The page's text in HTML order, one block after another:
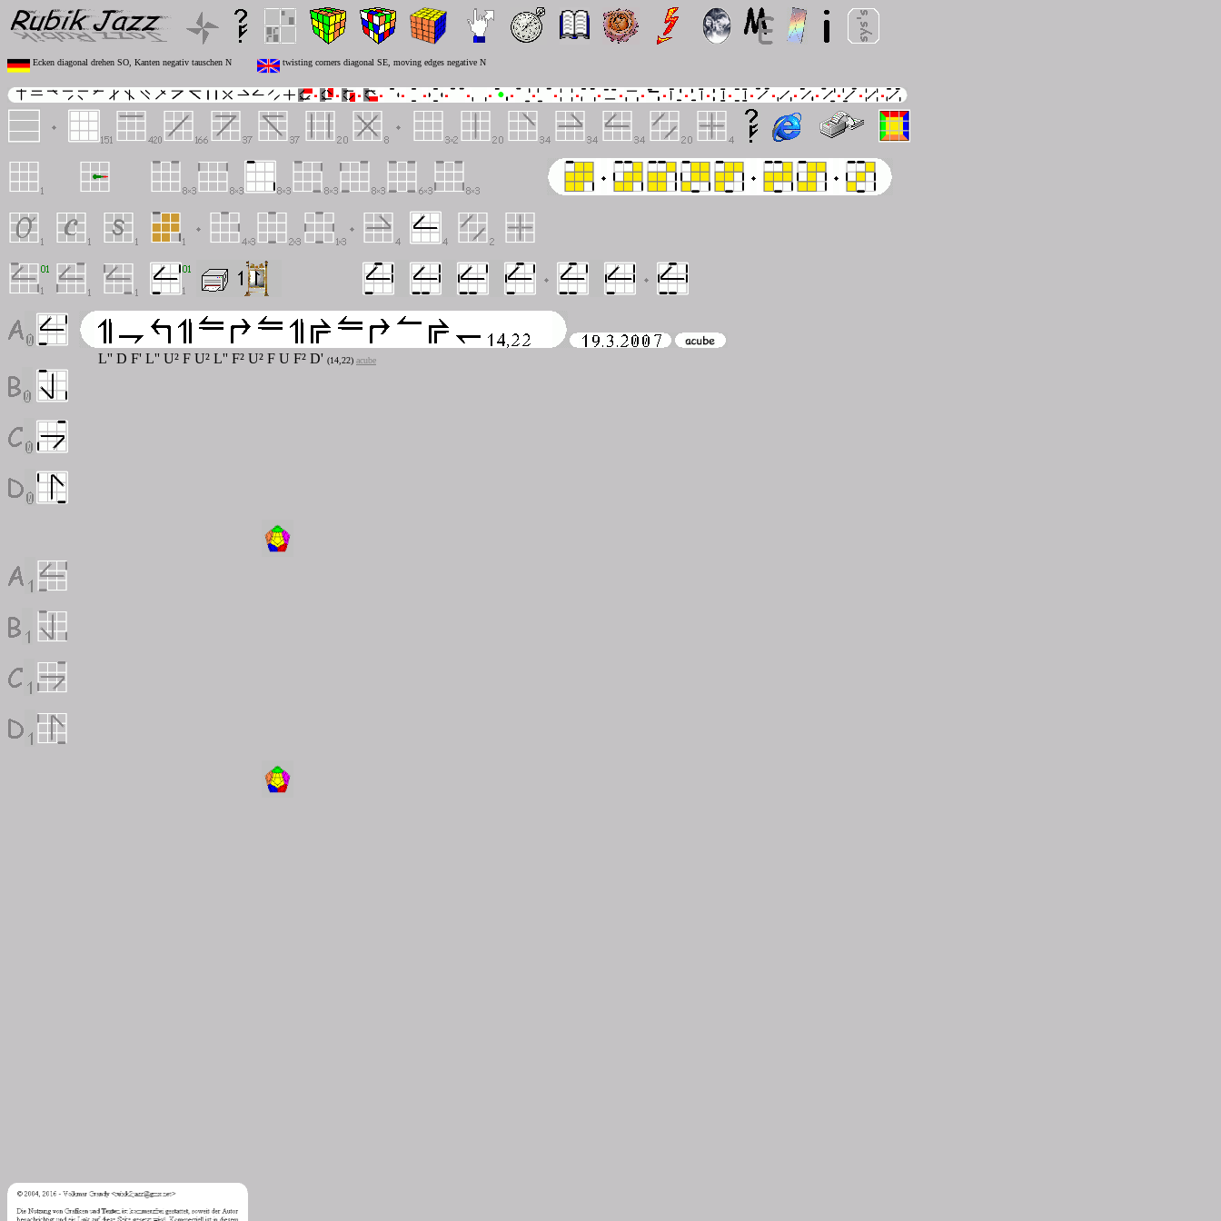
Ecken diagonal drehen SO, Kanten negativ tauschen N twisting corners diagonal SE, moving edges negative N
L'' D F' L'' U² F U² L'' F² U² F U F² D' (14,22) acube